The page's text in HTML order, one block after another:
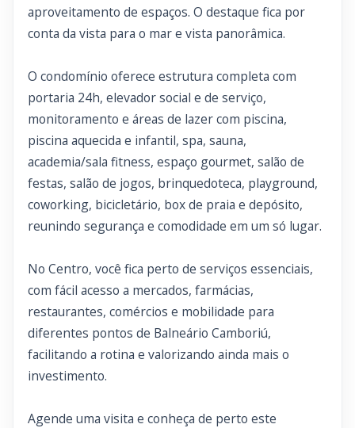
aproveitamento de espaços. O destaque fica por
conta da vista para o mar e vista panorâmica.
O condomínio oferece estrutura completa com
portaria 24h, elevador social e de serviço,
monitoramento e áreas de lazer com piscina,
piscina aquecida e infantil, spa, sauna,
academia/sala fitness, espaço gourmet, salão de
festas, salão de jogos, brinquedoteca, playground,
coworking, bicicletário, box de praia e depósito,
reunindo segurança e comodidade em um só lugar.
No Centro, você fica perto de serviços essenciais,
com fácil acesso a mercados, farmácias,
restaurantes, comércios e mobilidade para
diferentes pontos de Balneário Camboriú,
facilitando a rotina e valorizando ainda mais o
investimento.
Agende uma visita e conheça de perto este